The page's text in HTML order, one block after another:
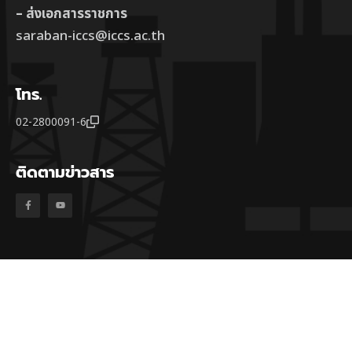
– ส่งเอกสารราชการ
saraban-iccs@iccs.ac.th
โทร.
02-2800091-6
ติดตามข่าวสาร